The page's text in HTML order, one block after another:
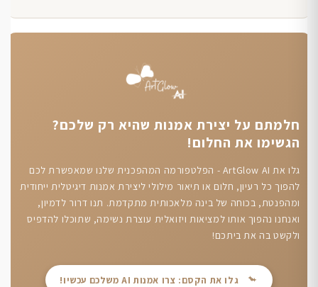
חלמתם על יצירת אמנות שהיא רק שלכם?
הגשימו את החלום!
גלו את ArtGlow AI - הפלטפורמה המהפכנית שלנו שמאפשרת לכם
להפוך כל רעיון, חלום או תיאור מילולי ליצירת אמנות דיגיטלית ייחודית
ומהפנטת, בכוחה של בינה מלאכותית מתקדמת. תנו דרור לדמיון,
ואנחנו נהפוך אותו למציאות ויזואלית עוצרת נשימה, שתוכלו להדפיס
ולקשט בה את ביתכם!
גלו את הקסם: צרו אמנות AI משלכם עכשיו!